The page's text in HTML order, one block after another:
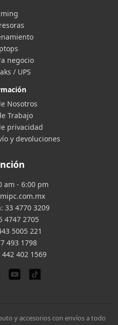
negocio
/ UPS
Nosotros
Trabajo
privacidad
y devoluciones
am - 6:00 pm
33 4770 3209
4747 2705
5005 221
493 1798
442 402 1569
y accesorios con envíos a todo